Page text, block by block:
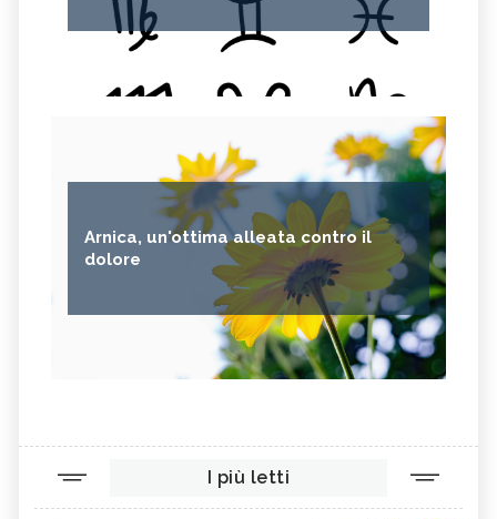
Arnica, un'ottima alleata contro il
dolore
I più letti